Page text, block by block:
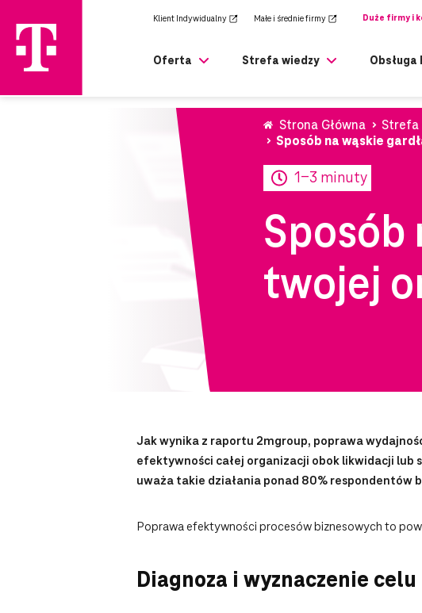
Klient Indywidualny Małe i średnie firmy Duże firmy i
Oferta Strefa wiedzy Obsługa
Strona Główna Strefa
Sposób na wąskie
1-3 minuty
Sposób
twojej
Jak wynika z raportu 2mgroup, poprawa
efektywności całej organizacji obok likwidacji lub
uważa takie działania ponad 80% respondentów
Poprawa efektywności procesów biznesowych to
Diagnoza i wyznaczenie celu